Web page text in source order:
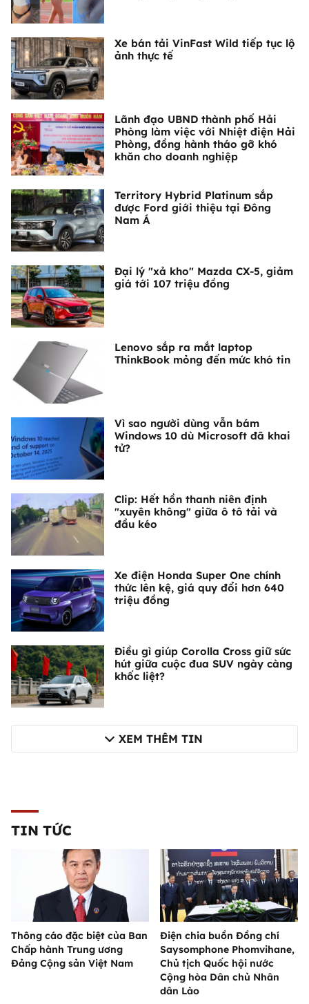
Xe bán tải VinFast Wild tiếp tục lộ
ảnh thực tế
Lãnh đạo UBND thành phố Hải
Phòng làm việc với Nhiệt điện Hải
Phòng, đồng hành tháo gỡ khó
khăn cho doanh nghiệp
Territory Hybrid Platinum sắp
được Ford giới thiệu tại Đông
Nam Á
Đại lý "xả kho" Mazda CX-5, giảm
giá tới 107 triệu đồng
Lenovo sắp ra mắt laptop
ThinkBook mỏng đến mức khó tin
Vì sao người dùng vẫn bám
Windows 10 dù Microsoft đã khai
tử?
Clip: Hết hồn thanh niên định
"xuyên không" giữa ô tô tải và
đầu kéo
Xe điện Honda Super One chính
thức lên kệ, giá quy đổi hơn 640
triệu đồng
Điều gì giúp Corolla Cross giữ sức
hút giữa cuộc đua SUV ngày càng
khốc liệt?
XEM THÊM TIN
TIN TỨC
Thông cáo đặc biệt của Ban
Chấp hành Trung ương
Đảng Cộng sản Việt Nam
Điện chia buồn Đồng chí
Saysomphone Phomvihane,
Chủ tịch Quốc hội nước
Cộng hòa Dân chủ Nhân
dân Lào